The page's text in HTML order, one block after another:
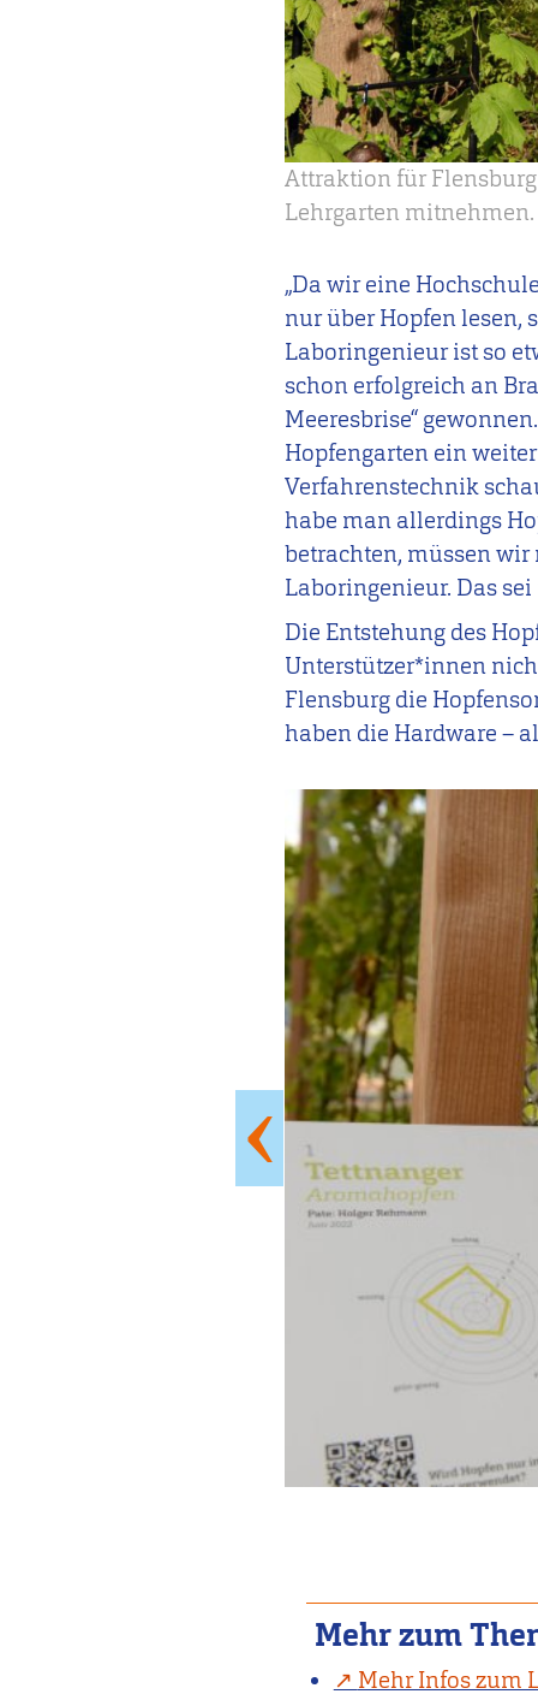
Attraktion für
Lehrgarten
„Da wir eine
nur über Hopfen lesen,
Laboringenieur ist so
schon erfolgreich an
Meeresbrise“
Hopfengarten ein
Verfahrenstechnik
habe man allerdings
betrachten, müssen wir
Laboringenieur. Das
Die Entstehung des
Unterstützer*innen
Flensburg die
haben die Hardware –
Mehr zum
Mehr Infos zum